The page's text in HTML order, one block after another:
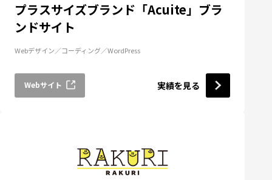
プラスサイズブランド「Acuite」ブラ
ンドサイト
Webデザイン コーディング WordPress
Webサイト 実績を見る